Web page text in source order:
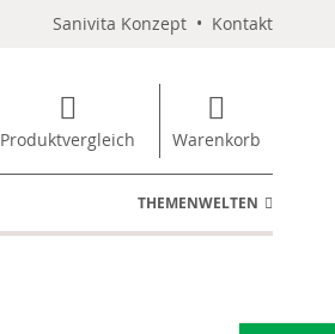
Sanivita Konzept • Kontakt
Produktvergleich Warenkorb
THEMENWELTEN